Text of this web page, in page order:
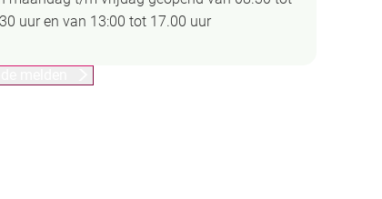
uur en van 13:00 tot 17.00 uur